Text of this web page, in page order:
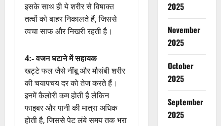
इसके साथ ही ये शरीर से विषाक्त
तत्वों को बाहर निकालते हैं, जिससे
त्वचा साफ और निखरी रहती है।
4:- वजन घटाने में सहायक
खट्टे फल जैसे नींबू और मौसंबी शरीर
की चयापचय दर को तेज करते हैं।
इनमें कैलोरी कम होती है लेकिन
फाइबर और पानी की मात्रा अधिक
होती है, जिससे पेट लंबे समय तक भरा
2025
November
2025
October
2025
September
2025